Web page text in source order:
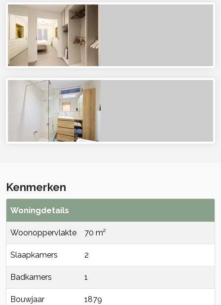
Kenmerken
Woningdetails
Woonoppervlakte 70 m²
Slaapkamers 2
Badkamers 1
Bouwjaar 1879